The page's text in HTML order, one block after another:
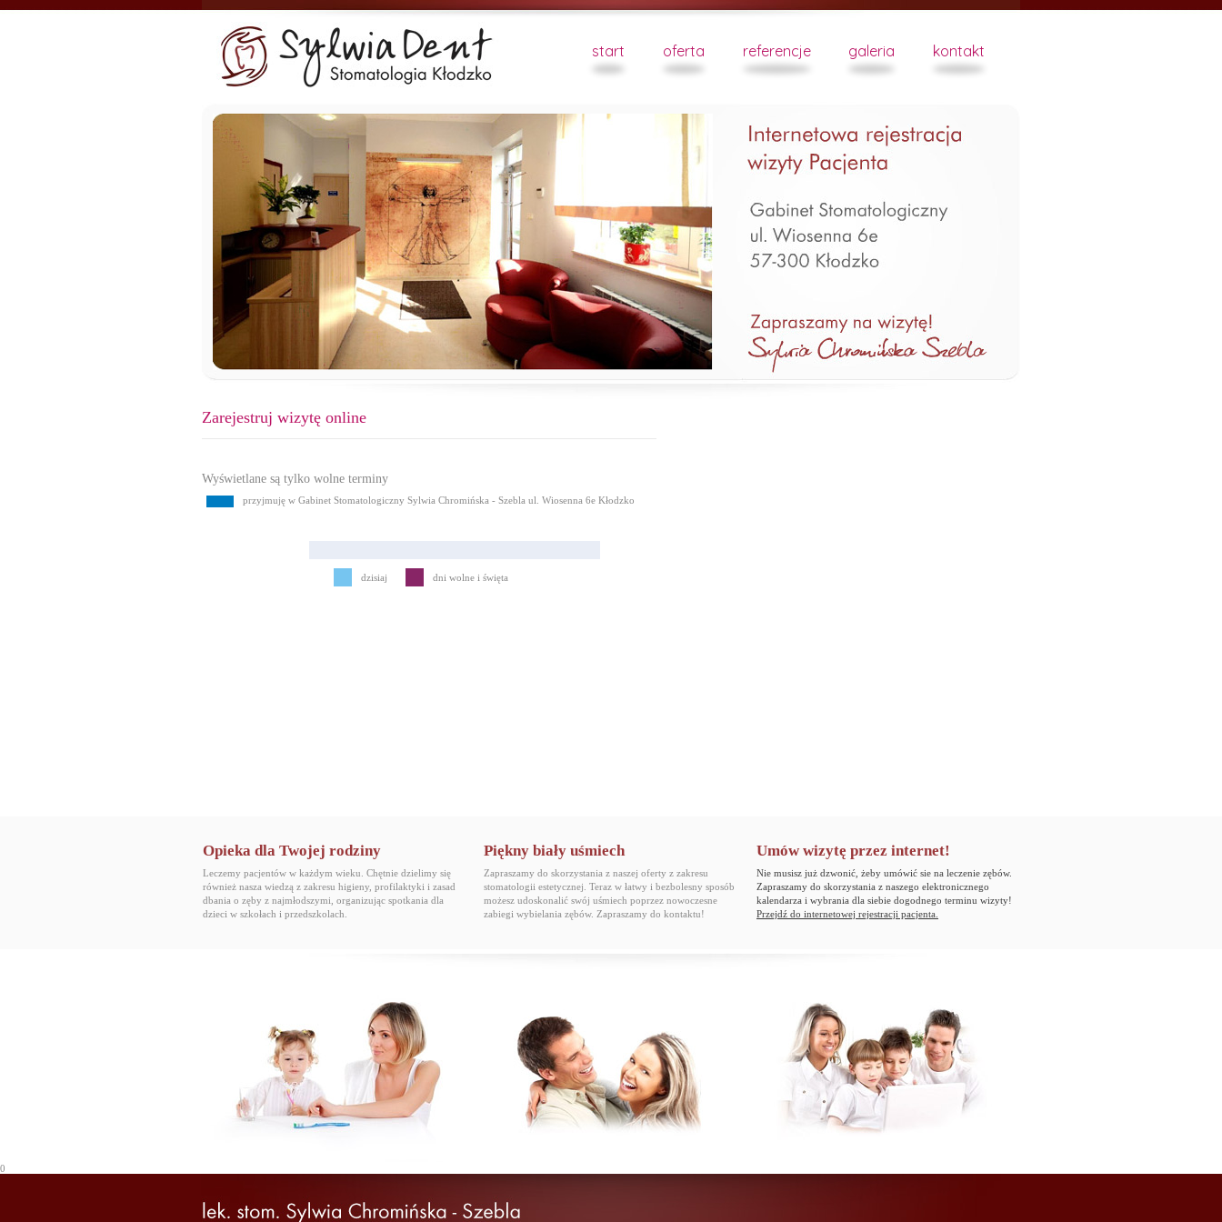
start oferta referencje galeria kontakt
Zarejestruj wizytę online
Wyświetlane są tylko wolne terminy
przyjmuję w Gabinet Stomatologiczny Sylwia Chromińska - Szebla ul. Wiosenna 6e Kłodzko
dzisiaj dni wolne i święta
Opieka dla Twojej rodziny
Leczemy pacjentów w każdym wieku. Chętnie dzielimy się
również nasza wiedzą z zakresu higieny, profilaktyki i zasad
dbania o zęby z najmłodszymi, organizując spotkania dla
dzieci w szkołach i przedszkolach.
Piękny biały uśmiech
Zapraszamy do skorzystania z naszej oferty z zakresu
stomatologii estetycznej. Teraz w łatwy i bezbolesny sposób
możesz udoskonalić swój uśmiech poprzez nowoczesne
zabiegi wybielania zębów. Zapraszamy do kontaktu!
Umów wizytę przez internet!
Nie musisz już dzwonić, żeby umówić sie na leczenie zębów.
Zapraszamy do skorzystania z naszego elektronicznego
kalendarza i wybrania dla siebie dogodnego terminu wizyty!
Przejdź do internetowej rejestracji pacjenta.
0